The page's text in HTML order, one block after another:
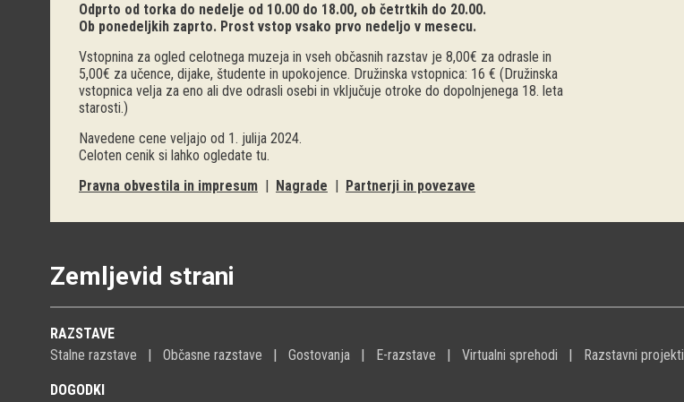
Odprto od torka do nedelje od 10.00 do 18.00, ob četrtkih do 20.00.
Ob ponedeljkih zaprto. Prost vstop vsako prvo nedeljo v mesecu.
Vstopnina za ogled celotnega muzeja in vseh občasnih razstav je 8,00€ za odrasle in
5,00€ za učence, dijake, študente in upokojence. Družinska vstopnica: 16 € (Družinska
vstopnica velja za eno ali dve odrasli osebi in vključuje otroke do dopolnjenega 18. leta
starosti.)
Navedene cene veljajo od 1. julija 2024.
Celoten cenik si lahko ogledate tu.
Pravna obvestila in impresum | Nagrade | Partnerji in povezave
Zemljevid strani
RAZSTAVE
Stalne razstave
Občasne razstave Gostovanja E-razstave Virtualni sprehodi Razstavni projekti
DOGODKI